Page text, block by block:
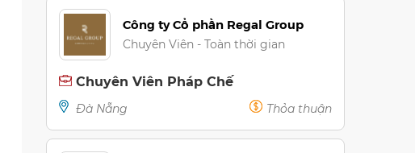
Công ty Cổ phần Regal Group
Chuyên Viên - Toàn thời gian
Chuyên Viên Pháp Chế
Đà Nẵng Thỏa thuận